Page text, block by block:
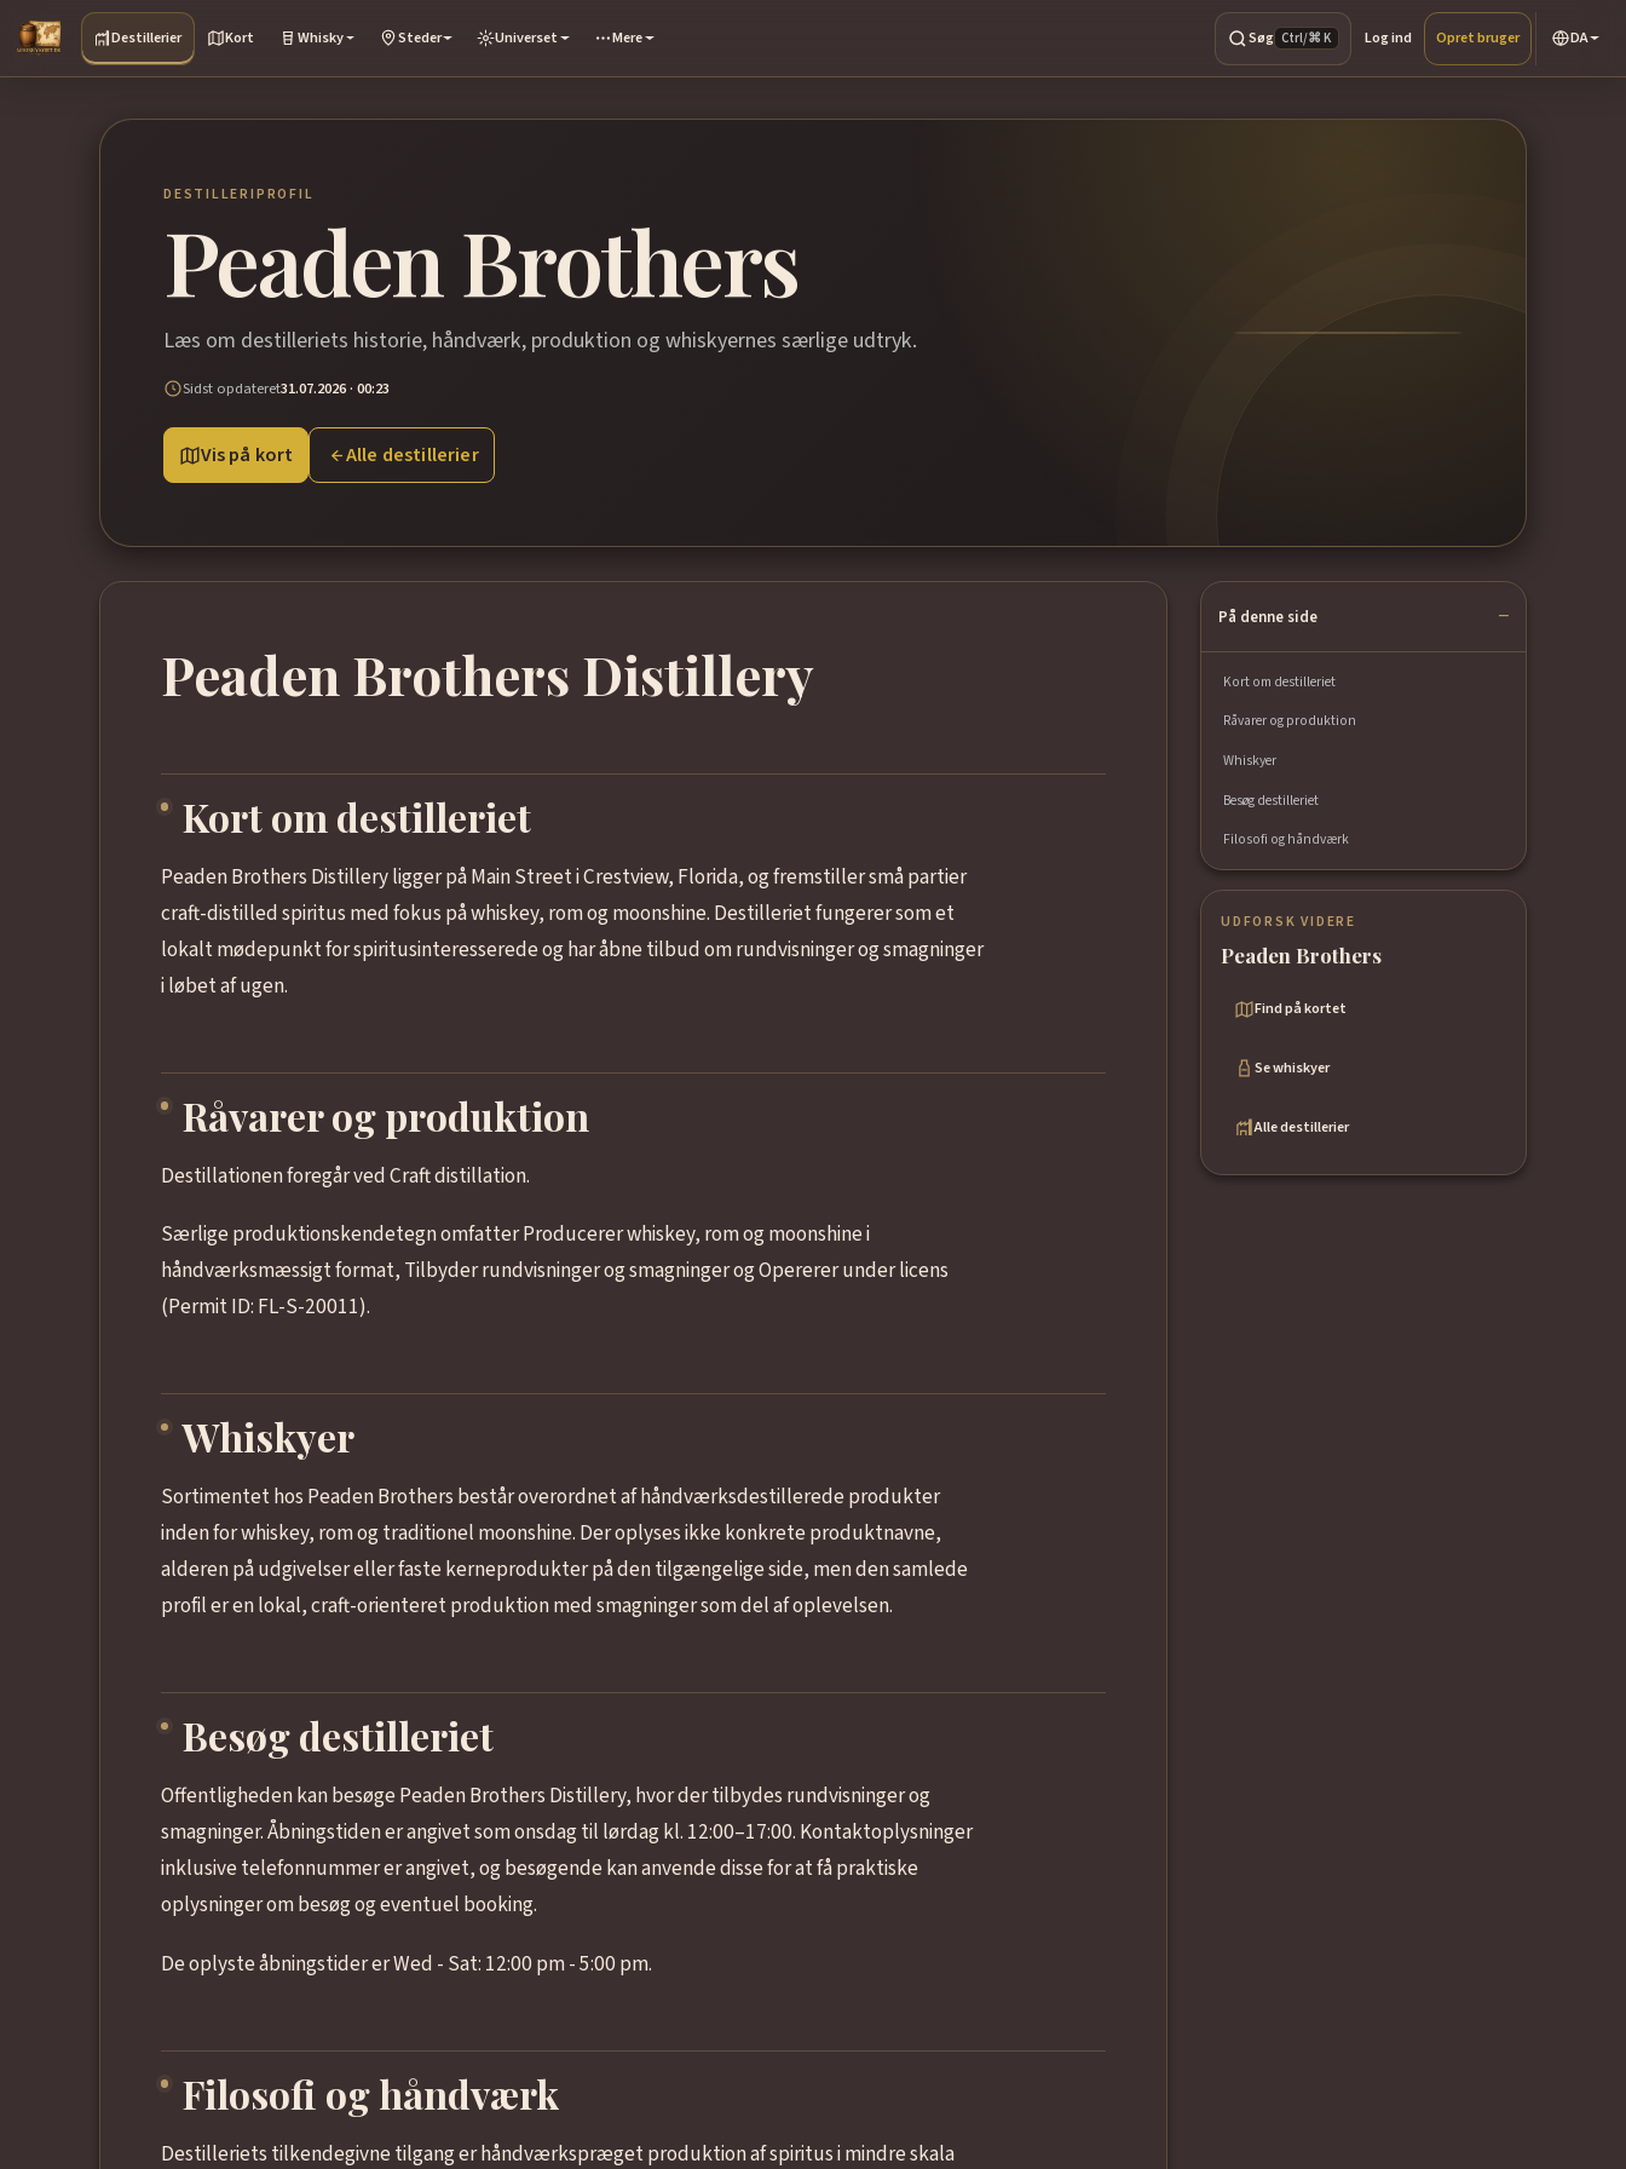
Destillerier Kort Whisky Steder Universet Mere Søg Ctrl/⌘ K Log ind Opret bruger DA
DESTILLERIPROFIL
Peaden Brothers
Læs om destilleriets historie, håndværk, produktion og whiskyernes særlige udtryk.
Sidst opdateret31.07.2026 · 00:23
Vis på kort Alle destillerier
På denne side
Kort om destilleriet
Råvarer og produktion
Whiskyer
Besøg destilleriet
Filosofi og håndværk
UDFORSK VIDERE
Peaden Brothers
Find på kortet
Se whiskyer
Alle destillerier
Peaden Brothers Distillery
Kort om destilleriet
Peaden Brothers Distillery ligger på Main Street i Crestview, Florida, og fremstiller små partier
craft-distilled spiritus med fokus på whiskey, rom og moonshine. Destilleriet fungerer som et
lokalt mødepunkt for spiritusinteresserede og har åbne tilbud om rundvisninger og smagninger
i løbet af ugen.
Råvarer og produktion
Destillationen foregår ved Craft distillation.
Særlige produktionskendetegn omfatter Producerer whiskey, rom og moonshine i
håndværksmæssigt format, Tilbyder rundvisninger og smagninger og Opererer under licens
(Permit ID: FL-S-20011).
Whiskyer
Sortimentet hos Peaden Brothers består overordnet af håndværksdestillerede produkter
inden for whiskey, rom og traditionel moonshine. Der oplyses ikke konkrete produktnavne,
alderen på udgivelser eller faste kerneprodukter på den tilgængelige side, men den samlede
profil er en lokal, craft-orienteret produktion med smagninger som del af oplevelsen.
Besøg destilleriet
Offentligheden kan besøge Peaden Brothers Distillery, hvor der tilbydes rundvisninger og
smagninger. Åbningstiden er angivet som onsdag til lørdag kl. 12:00–17:00. Kontaktoplysninger
inklusive telefonnummer er angivet, og besøgende kan anvende disse for at få praktiske
oplysninger om besøg og eventuel booking.
De oplyste åbningstider er Wed - Sat: 12:00 pm - 5:00 pm.
Filosofi og håndværk
Destilleriets tilkendegivne tilgang er håndværkspræget produktion af spiritus i mindre skala